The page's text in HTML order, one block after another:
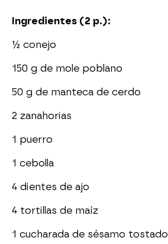
Ingredientes (2 p.):
½ conejo
150 g de mole poblano
50 g de manteca de cerdo
2 zanahorias
1 puerro
1 cebolla
4 dientes de ajo
4 tortillas de maíz
1 cucharada de sésamo tostado